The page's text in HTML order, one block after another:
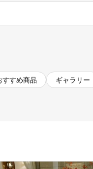
工務
すすめ商品 ギャラリー